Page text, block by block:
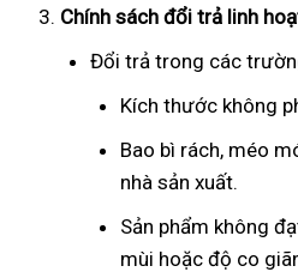
Chính sách đổi trả linh
Đổi trả trong các
Kích thước không
Bao bì rách, méo
nhà sản xuất.
Sản phẩm không
mùi hoặc độ co